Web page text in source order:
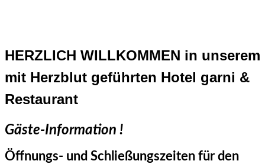
HERZLICH WILLKOMMEN in unserem
mit Herzblut geführten Hotel garni &
Restaurant
Gäste-Information !
Öffnungs- und Schließungszeiten für den